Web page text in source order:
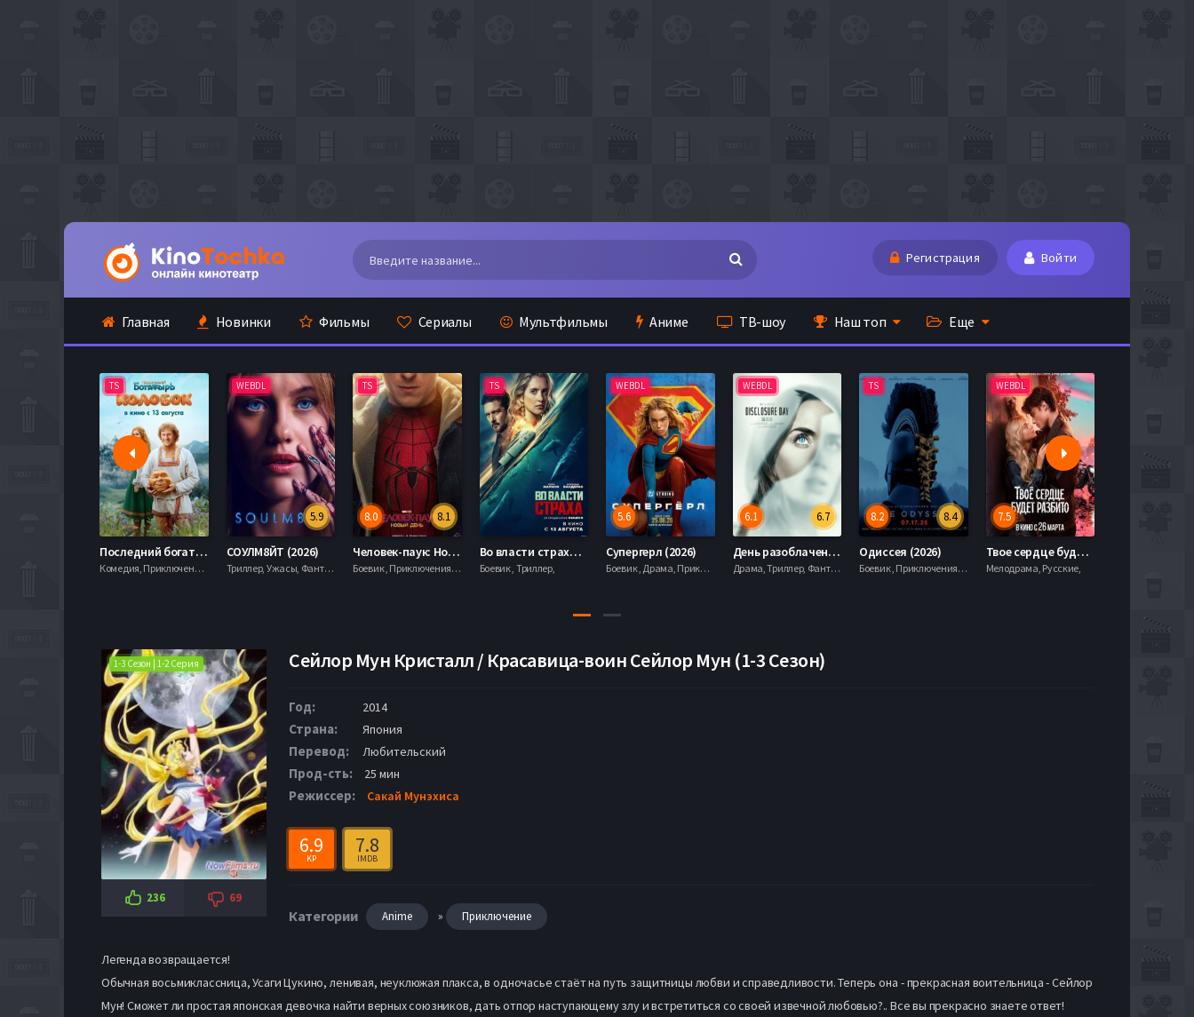
Регистрация Войти
Главная Новинки Фильмы Сериалы Мультфильмы Аниме ТВ-шоу Наш топ Еще
TS
Последний богатырь. Колобок (2026)
Комедия, Приключения, Фэнтези,
WEBDL
5.9
СОУЛМ8ЙТ (2026)
Триллер, Ужасы, Фантастика,
TS
8.1
8.0
Человек-паук: Новый день (2026)
Боевик , Приключения, Фантастика, Фэнтези,
TS
Во власти страха (2026)
Боевик , Триллер,
WEBDL
5.6
Супергерл (2026)
Боевик , Драма, Приключения, Фантастика,
WEBDL
6.7
6.1
День разоблачения (2026)
Драма, Триллер, Фантастика,
TS
8.4
8.2
Одиссея (2026)
Боевик , Приключения, Фэнтези,
WEBDL
7.5
Твое сердце будет разбито (2026)
Мелодрама, Русские,
1-3 Сезон | 1-2 Серия
236 69
Сейлор Мун Кристалл / Красавица-воин Сейлор Мун (1-3 Сезон)
Год: 2014
Страна: Япония
Перевод: Любительский
Прод-сть: 25 мин
Режиссер: Сакай Мунэхиса
6.9
KP
7.8
IMDB
Категории Anime » Приключение
Легенда возвращается!
Обычная восьмиклассница, Усаги Цукино, ленивая, неуклюжая плакса, в одночасье стаёт на путь защитницы любви и справедливости. Теперь она - прекрасная воительница - Сейлор
Мун! Сможет ли простая японская девочка найти верных союзников, дать отпор наступающему злу и встретиться со своей извечной любовью?.. Все вы прекрасно знаете ответ!